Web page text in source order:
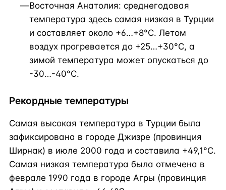
Восточная Анатолия: среднегодовая
температура здесь самая низкая в Турции
и составляет около +6…+8°C. Летом
воздух прогревается до +25…+30°C, а
зимой температура может опускаться до
-30…-40°C.
Рекордные температуры
Самая высокая температура в Турции была
зафиксирована в городе Джизре (провинция
Ширнак) в июле 2000 года и составила +49,1°C.
Самая низкая температура была отмечена в
феврале 1990 года в городе Агры (провинция